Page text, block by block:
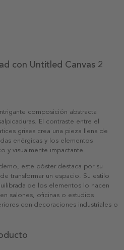
con Untitled Canvas 2
composición abstracta
El contraste entre el
grises crea una pieza llena de
enérgicas y los elementos
y visualmente impactante.
este póster destaca por su
transformar un espacio. Su estilo
de los elementos lo hacen
salones, oficinas o estudios
con decoraciones industriales o